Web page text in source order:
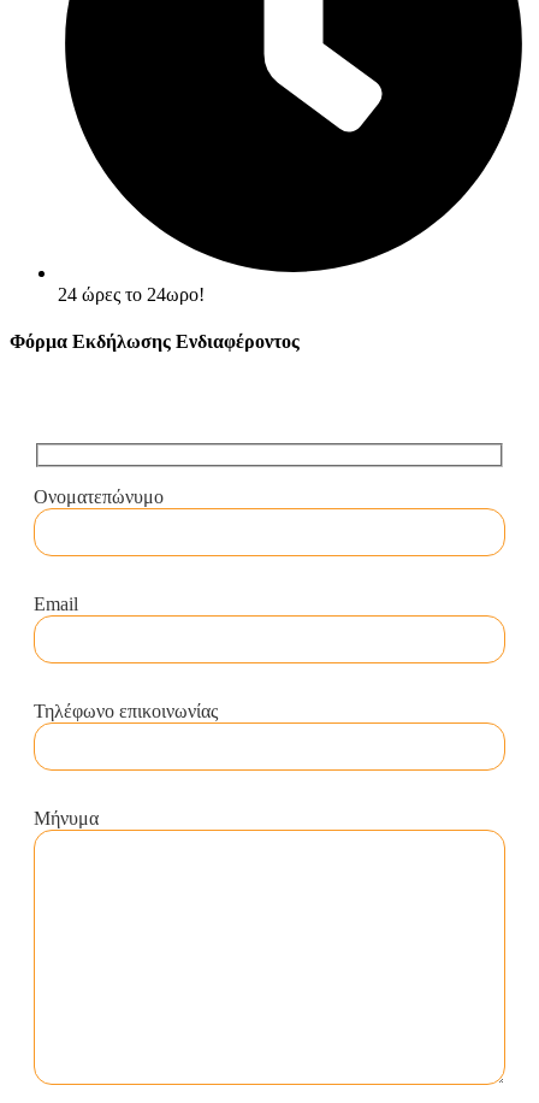
24 ώρες το 24ωρο!
Φόρμα Εκδήλωσης Ενδιαφέροντος
Ονοματεπώνυμο
Email
Τηλέφωνο επικοινωνίας
Μήνυμα